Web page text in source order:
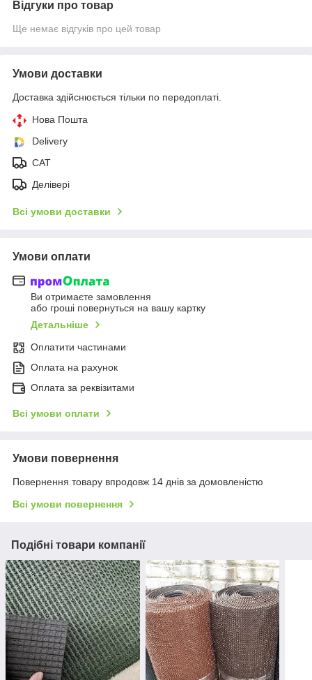
Відгуки про товар
Ще немає відгуків про цей товар
Умови доставки
Доставка здійснюється тільки по передоплаті.
Нова Пошта
Delivery
CAT
Делівері
Всі умови доставки
Умови оплати
Ви отримаєте замовлення
або гроші повернуться на вашу картку
Детальніше
Оплатити частинами
Оплата на рахунок
Оплата за реквізитами
Всі умови оплати
Умови повернення
Повернення товару впродовж 14 днів за домовленістю
Всі умови повернення
Подібні товари компанії